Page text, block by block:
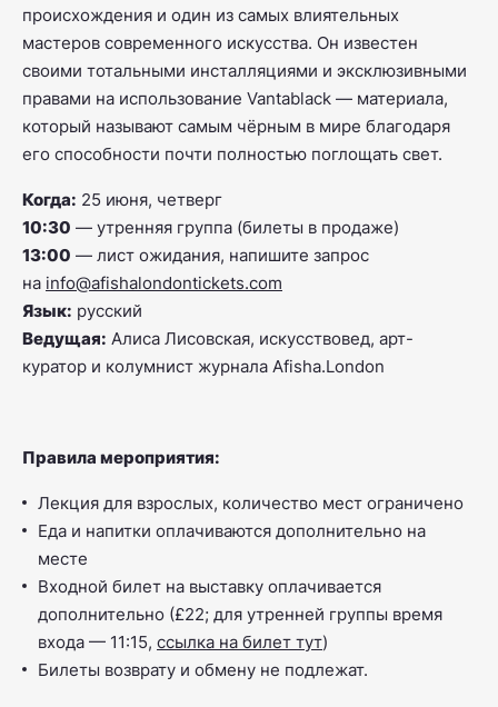
происхождения и один из самых влиятельных
мастеров современного искусства. Он известен
своими тотальными инсталляциями и эксклюзивными
правами на использование Vantablack — материала,
который называют самым чёрным в мире благодаря
его способности почти полностью поглощать свет.
Когда: 25 июня, четверг
10:30 — утренняя группа (билеты в продаже)
13:00 — лист ожидания, напишите запрос
на info@afishalondontickets.com
Язык: русский
Ведущая: Алиса Лисовская, искусствовед, арт-
куратор и колумнист журнала Afisha.London
Правила мероприятия:
Лекция для взрослых, количество мест ограничено
Еда и напитки оплачиваются дополнительно на
месте
Входной билет на выставку оплачивается
дополнительно (£22; для утренней группы время
входа — 11:15, ссылка на билет тут)
Билеты возврату и обмену не подлежат.